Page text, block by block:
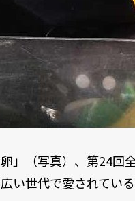
」（写真）、第24回
い世代で愛されてい